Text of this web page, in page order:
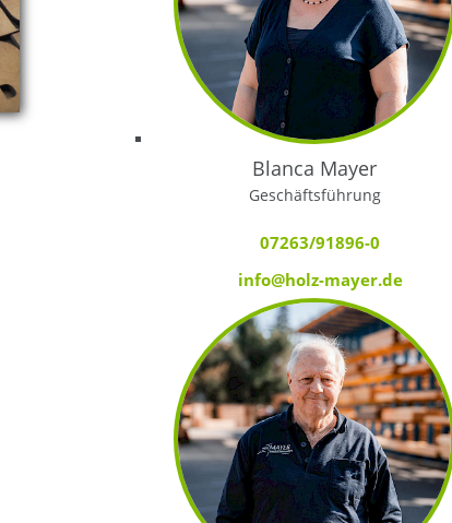
Blanca Mayer
Geschäftsführung
07263/91896-0
info@holz-mayer.de